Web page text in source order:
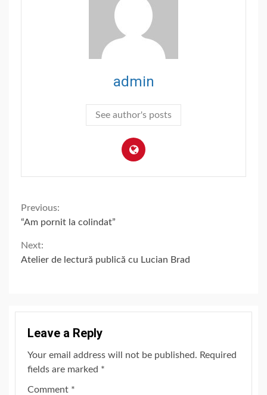
admin
See author's posts
Continue
Reading
Previous:
“Am pornit la colindat”
Next:
Atelier de lectură publică cu Lucian Brad
Leave a Reply
Your email address will not be published. Required
fields are marked *
Comment *